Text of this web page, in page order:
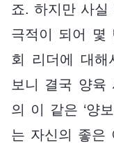
죠. 하지만 사
극적이 되어 몇
회 리더에 대해
보니 결국 양육
의 이 같은 ‘양
는 자신의 좋은